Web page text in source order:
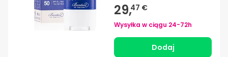
29,47 €
Wysyłka w ciągu 24-72h
Dodaj